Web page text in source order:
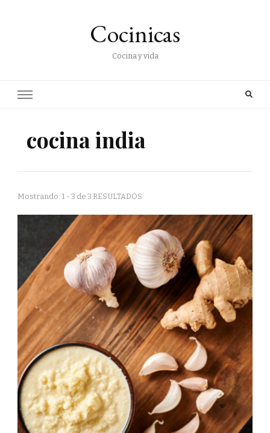
Cocinicas
Cocina y vida
cocina india
Mostrando: 1 - 3 de 3 RESULTADOS